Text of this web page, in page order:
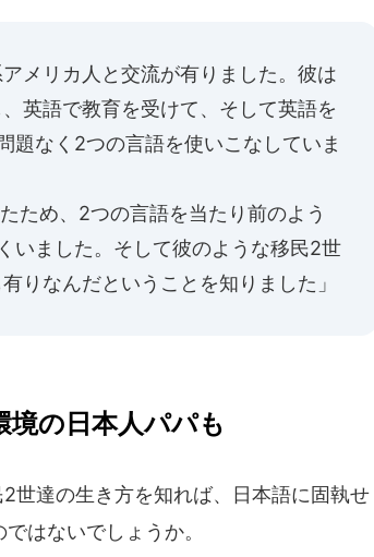
メリカ人と交流が有りました。彼は
英語で教育を受けて、そして英語を
題なく2つの言語を使いこなしていま
ため、2つの言語を当たり前のよう
いました。そして彼のような移民2世
りなんだということを知りました」
の日本人パパも
世達の生き方を知れば、日本語に固執せ
はないでしょうか。